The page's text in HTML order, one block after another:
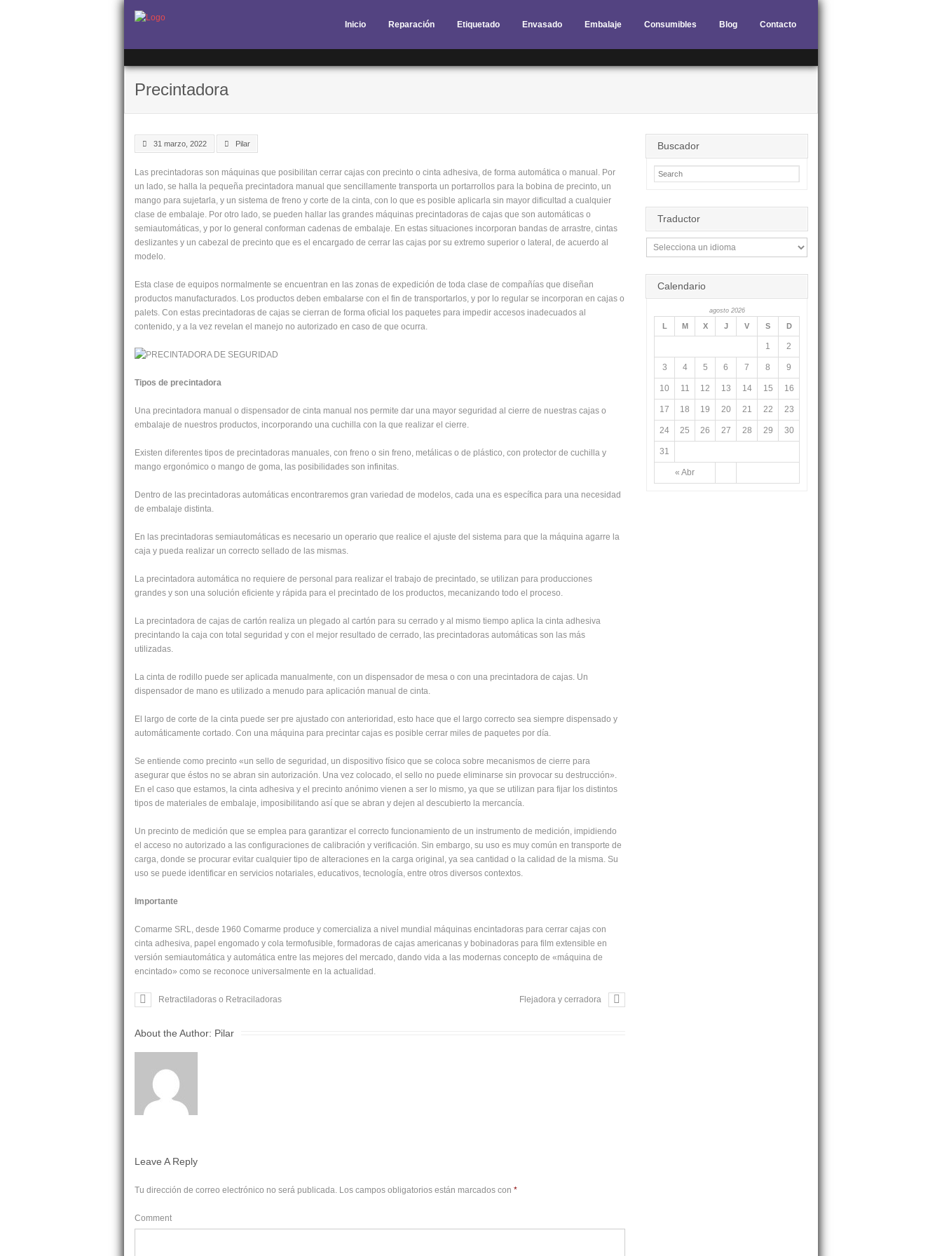
Inicio Reparación Etiquetado Envasado Embalaje Consumibles Blog Contacto
Precintadora
31 marzo, 2022 Pilar
Las precintadoras son máquinas que posibilitan cerrar cajas con precinto o cinta adhesiva, de forma automática o manual. Por
un lado, se halla la pequeña precintadora manual que sencillamente transporta un portarrollos para la bobina de precinto, un
mango para sujetarla, y un sistema de freno y corte de la cinta, con lo que es posible aplicarla sin mayor dificultad a cualquier
clase de embalaje. Por otro lado, se pueden hallar las grandes máquinas precintadoras de cajas que son automáticas o
semiautomáticas, y por lo general conforman cadenas de embalaje. En estas situaciones incorporan bandas de arrastre, cintas
deslizantes y un cabezal de precinto que es el encargado de cerrar las cajas por su extremo superior o lateral, de acuerdo al
modelo.
Esta clase de equipos normalmente se encuentran en las zonas de expedición de toda clase de compañías que diseñan
productos manufacturados. Los productos deben embalarse con el fin de transportarlos, y por lo regular se incorporan en cajas o
palets. Con estas precintadoras de cajas se cierran de forma oficial los paquetes para impedir accesos inadecuados al
contenido, y a la vez revelan el manejo no autorizado en caso de que ocurra.
Tipos de precintadora
Una precintadora manual o dispensador de cinta manual nos permite dar una mayor seguridad al cierre de nuestras cajas o
embalaje de nuestros productos, incorporando una cuchilla con la que realizar el cierre.
Existen diferentes tipos de precintadoras manuales, con freno o sin freno, metálicas o de plástico, con protector de cuchilla y
mango ergonómico o mango de goma, las posibilidades son infinitas.
Dentro de las precintadoras automáticas encontraremos gran variedad de modelos, cada una es específica para una necesidad
de embalaje distinta.
En las precintadoras semiautomáticas es necesario un operario que realice el ajuste del sistema para que la máquina agarre la
caja y pueda realizar un correcto sellado de las mismas.
La precintadora automática no requiere de personal para realizar el trabajo de precintado, se utilizan para producciones
grandes y son una solución eficiente y rápida para el precintado de los productos, mecanizando todo el proceso.
La precintadora de cajas de cartón realiza un plegado al cartón para su cerrado y al mismo tiempo aplica la cinta adhesiva
precintando la caja con total seguridad y con el mejor resultado de cerrado, las precintadoras automáticas son las más
utilizadas.
La cinta de rodillo puede ser aplicada manualmente, con un dispensador de mesa o con una precintadora de cajas. Un
dispensador de mano es utilizado a menudo para aplicación manual de cinta.
El largo de corte de la cinta puede ser pre ajustado con anterioridad, esto hace que el largo correcto sea siempre dispensado y
automáticamente cortado. Con una máquina para precintar cajas es posible cerrar miles de paquetes por día.
Se entiende como precinto «un sello de seguridad, un dispositivo físico que se coloca sobre mecanismos de cierre para
asegurar que éstos no se abran sin autorización. Una vez colocado, el sello no puede eliminarse sin provocar su destrucción».
En el caso que estamos, la cinta adhesiva y el precinto anónimo vienen a ser lo mismo, ya que se utilizan para fijar los distintos
tipos de materiales de embalaje, imposibilitando así que se abran y dejen al descubierto la mercancía.
Un precinto de medición que se emplea para garantizar el correcto funcionamiento de un instrumento de medición, impidiendo
el acceso no autorizado a las configuraciones de calibración y verificación. Sin embargo, su uso es muy común en transporte de
carga, donde se procurar evitar cualquier tipo de alteraciones en la carga original, ya sea cantidad o la calidad de la misma. Su
uso se puede identificar en servicios notariales, educativos, tecnología, entre otros diversos contextos.
Importante
Comarme SRL, desde 1960 Comarme produce y comercializa a nivel mundial máquinas encintadoras para cerrar cajas con
cinta adhesiva, papel engomado y cola termofusible, formadoras de cajas americanas y bobinadoras para film extensible en
versión semiautomática y automática entre las mejores del mercado, dando vida a las modernas concepto de «máquina de
encintado» como se reconoce universalmente en la actualidad.
Retractiladoras o Retraciladoras Flejadora y cerradora
About the Author: Pilar
Leave A Reply
Tu dirección de correo electrónico no será publicada. Los campos obligatorios están marcados con *
Comment
Buscador
Traductor
Calendario
agosto 2026
L M X J V S D
« Abr
1 2
3 4 5 6 7 8 9
10 11 12 13 14 15 16
17 18 19 20 21 22 23
24 25 26 27 28 29 30
31